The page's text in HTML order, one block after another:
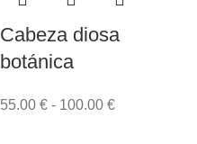
Cabeza diosa
botánica
55.00 € - 100.00 €